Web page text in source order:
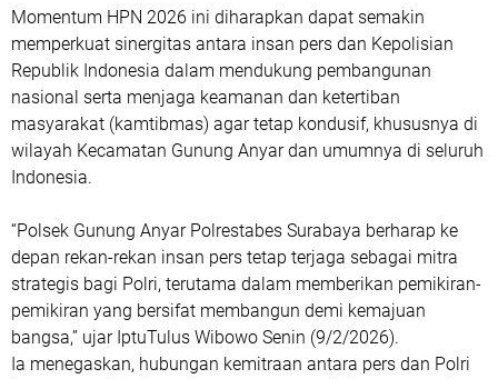
Momentum HPN 2026 ini diharapkan dapat semakin
memperkuat sinergitas antara insan pers dan Kepolisian
Republik Indonesia dalam mendukung pembangunan
nasional serta menjaga keamanan dan ketertiban
masyarakat (kamtibmas) agar tetap kondusif, khususnya di
wilayah Kecamatan Gunung Anyar dan umumnya di seluruh
Indonesia.
“Polsek Gunung Anyar Polrestabes Surabaya berharap ke
depan rekan-rekan insan pers tetap terjaga sebagai mitra
strategis bagi Polri, terutama dalam memberikan pemikiran-
pemikiran yang bersifat membangun demi kemajuan
bangsa,” ujar IptuTulus Wibowo Senin (9/2/2026).
Ia menegaskan, hubungan kemitraan antara pers dan Polri